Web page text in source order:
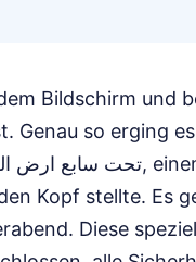
Bildschirm und
Genau so erging
Kopf stellte. Es
Diese